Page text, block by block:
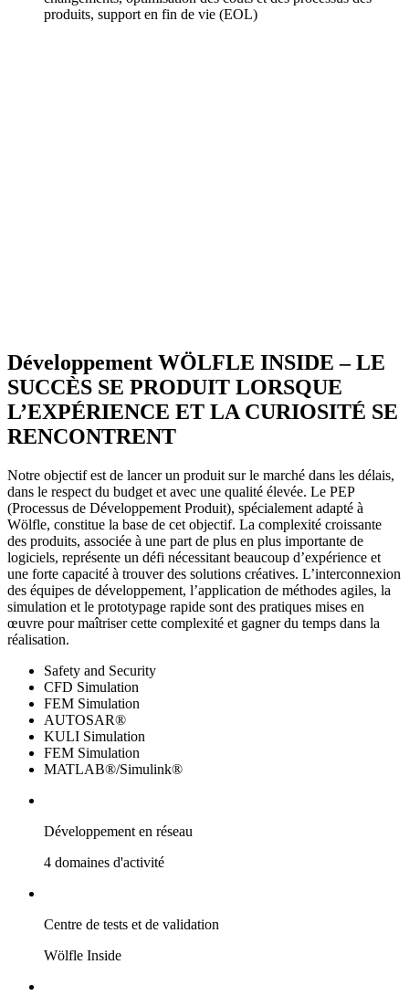
produits, support en fin de vie (EOL)
Développement WÖLFLE INSIDE – LE
SUCCÈS SE PRODUIT LORSQUE
L’EXPÉRIENCE ET LA CURIOSITÉ SE
RENCONTRENT
Notre objectif est de lancer un produit sur le marché dans les délais,
dans le respect du budget et avec une qualité élevée. Le PEP
(Processus de Développement Produit), spécialement adapté à
Wölfle, constitue la base de cet objectif. La complexité croissante
des produits, associée à une part de plus en plus importante de
logiciels, représente un défi nécessitant beaucoup d’expérience et
une forte capacité à trouver des solutions créatives. L’interconnexion
des équipes de développement, l’application de méthodes agiles, la
simulation et le prototypage rapide sont des pratiques mises en
œuvre pour maîtriser cette complexité et gagner du temps dans la
réalisation.
Safety and Security
CFD Simulation
FEM Simulation
AUTOSAR®
KULI Simulation
FEM Simulation
MATLAB®/Simulink®
Développement en réseau
4 domaines d'activité
Centre de tests et de validation
Wölfle Inside